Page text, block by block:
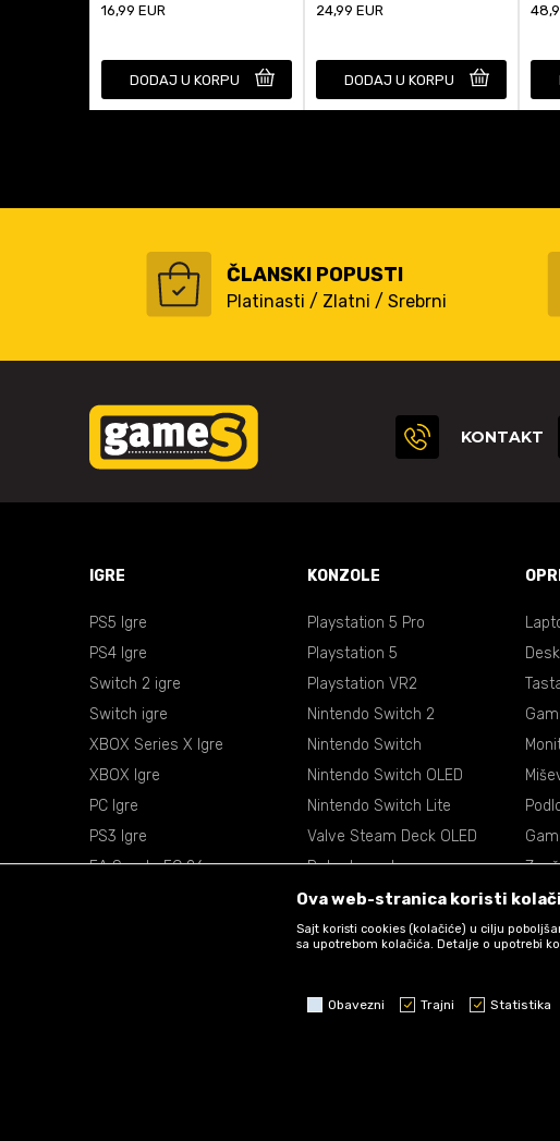
16,99 EUR
DODAJ U KORPU
24,99 EUR
DODAJ U KORPU
ČLANSKI POPUSTI
Platinasti / Zlatni / Srebrni
KONTAKT
IGRE
PS5 Igre
PS4 Igre
Switch 2 igre
Switch igre
XBOX Series X Igre
XBOX Igre
PC Igre
PS3 Igre
EA Sports FC 26
KONZOLE
Playstation 5 Pro
Playstation 5
Playstation VR2
Nintendo Switch 2
Nintendo Switch
Nintendo Switch OLED
Nintendo Switch Lite
Valve Steam Deck OLED
Retro konzole
VR Naočare
Ova web-stranica koristi
Sajt koristi cookies (kolačiće) u cilju
sa upotrebom kolačića. Detalje o upotrebi
Obavezni Trajni Statistika